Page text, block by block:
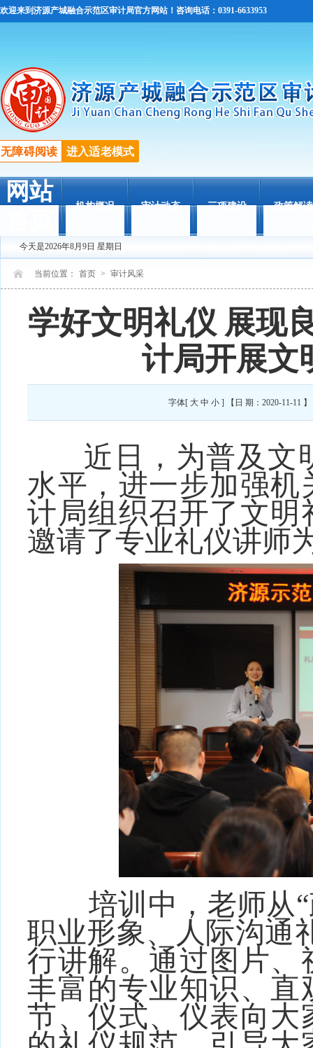
欢迎来到济源产城融合示范区审计局官方网站！咨询电话：0391-6633953
无障碍阅读 进入适老模式
网站
机构概况 审计动态 三项建设 政策解读
今天是2026年8月9日 星期日
当前位置： 首页 > 审计风采
学好文明礼仪 展现
计局开展文
字体[ 大 中 小] 【日 期：2020-11-11
近日，为普及文
水平，进一步加强
计局组织召开了文明
邀请了专业礼仪讲师
培训中，老师从
职业形象、人际沟通
行讲解。通过图片、
丰富的专业知识、直
节、仪式、仪表向大